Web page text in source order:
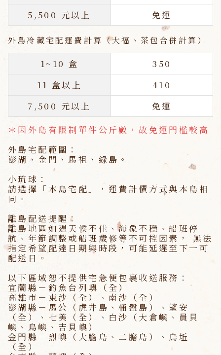
5,500 元以上
免運
外島冷藏宅配運費計算（大福、茶包合併計算）
1~10 盒
350
11 盒以上
410
7,500 元以上
免運
＊因外島有限制單件公斤數，故免運門檻較高
外島宅配範圍：
澎湖、金門、馬祖、綠島。
小琉球：
請選擇「本島宅配」，運費計價方式與本島相
同。
離島配送提醒：
離島地區如遇天候不佳、海象不穩、船班停
航、年節調整或船班歲修等不可控因素， 無法
指定希望配達日期與時段 ，可能延遲至下一可
配送日。
以下區域恕不提供宅急便包裹收送服務：
宜蘭縣－釣魚台列嶼（全）
高雄市－東沙（全）、南沙（全）
澎湖縣－馬公（虎井島、桶盤島）、望安
（全）、七美（全）、白沙（大倉嶼、員貝
嶼、鳥嶼、吉貝嶼）
金門縣－烈嶼（大膽島、二膽島）、烏坵
（全）